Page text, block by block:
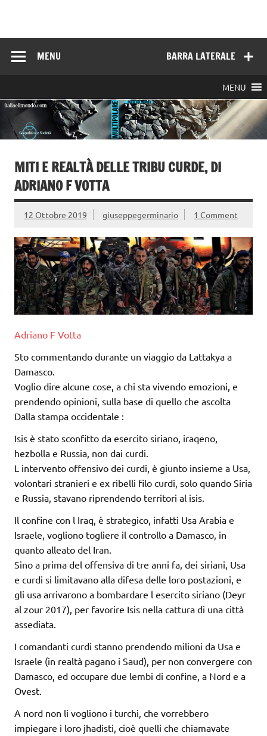
BARRA LATERALE
MENU
MENU
MITI E REALTÀ DELLE TRIBU CURDE, DI
ADRIANO F VOTTA
12 Ottobre 2019 giuseppegerminario 1 Comment
Adriano F Votta
Sto commentando durante un viaggio da Lattakya a
Damasco.
Voglio dire alcune cose, a chi sta vivendo emozioni, e
prendendo opinioni, sulla base di quello che ascolta
Dalla stampa occidentale :
Isis è stato sconfitto da esercito siriano, iraqeno,
hezbolla e Russia, non dai curdi.
L intervento offensivo dei curdi, è giunto insieme a Usa,
volontari stranieri e ex ribelli filo curdi, solo quando Siria
e Russia, stavano riprendendo territori al isis.
Il confine con l Iraq, è strategico, infatti Usa Arabia e
Israele, vogliono togliere il controllo a Damasco, in
quanto alleato del Iran.
Sino a prima del offensiva di tre anni fa, dei siriani, Usa
e curdi si limitavano alla difesa delle loro postazioni, e
gli usa arrivarono a bombardare l esercito siriano (Deyr
al zour 2017), per favorire Isis nella cattura di una città
assediata.
I comandanti curdi stanno prendendo milioni da Usa e
Israele (in realtà pagano i Saud), per non convergere con
Damasco, ed occupare due lembi di confine, a Nord e a
Ovest.
A nord non li vogliono i turchi, che vorrebbero
impiegare i loro jhadisti, cioè quelli che chiamavate